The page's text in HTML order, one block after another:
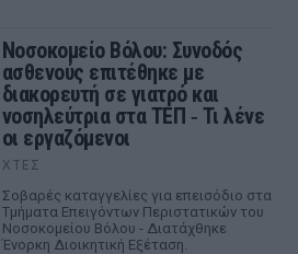
Νοσοκομείο Βόλου: Συνοδός
ασθενούς επιτέθηκε με
διακορευτή σε γιατρό και
νοσηλεύτρια στα ΤΕΠ ‑ Τι λένε
οι εργαζόμενοι
ΧΤΕΣ
Σοβαρές καταγγελίες για επεισόδιο στα
Τμήματα Επειγόντων Περιστατικών του
Νοσοκομείου Βόλου - Διατάχθηκε
Ένορκη Διοικητική Εξέταση.